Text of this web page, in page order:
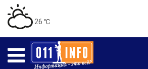
26 ℃